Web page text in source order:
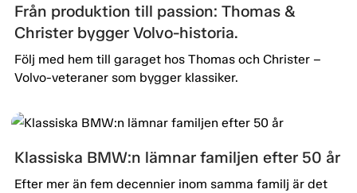
Från produktion till passion: Thomas &
Christer bygger Volvo-historia.
Följ med hem till garaget hos Thomas och Christer –
Volvo-veteraner som bygger klassiker.
Klassiska BMW:n lämnar familjen efter 50 år
Efter mer än fem decennier inom samma familj är det